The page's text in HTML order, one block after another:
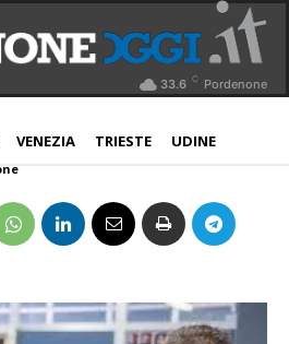
33.6 C Pordenone
VENEZIA TRIESTE UDINE
le porte agli studenti